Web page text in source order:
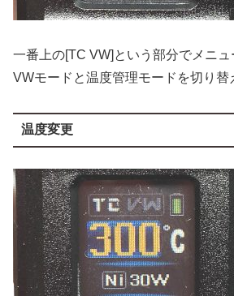
一番上の[TC VW]という部分でメニュ
VWモードと温度管理モードを切り替
温度変更